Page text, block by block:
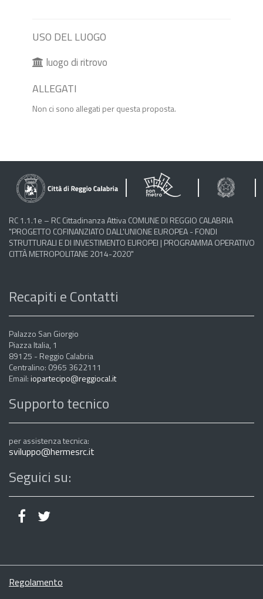
USO DEL LUOGO
luogo di ritrovo
ALLEGATI
Non ci sono allegati per questa proposta.
RC 1.1.1e – RC Cittadinanza Attiva COMUNE DI REGGIO CALABRIA
"PROGETTO COFINANZIATO DALL'UNIONE EUROPEA - FONDI
STRUTTURALI E DI INVESTIMENTO EUROPEI | PROGRAMMA OPERATIVO
CITTÀ METROPOLITANE 2014-2020"
Recapiti e Contatti
Palazzo San Giorgio
Piazza Italia, 1
89125 - Reggio Calabria
Centralino: 0965 3622111
Email:iopartecipo@reggiocal.it
Supporto tecnico
per assistenza tecnica:
sviluppo@hermesrc.it
Seguici su:
Regolamento